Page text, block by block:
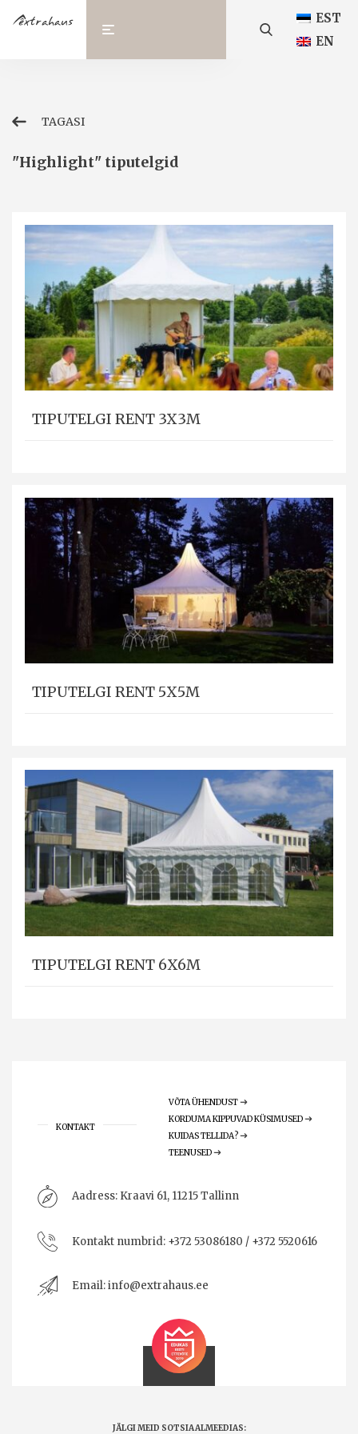
EST
EN
TAGASI
"Highlight" tiputelgid
TIPUTELGI RENT 3X3M
TIPUTELGI RENT 5X5M
TIPUTELGI RENT 6X6M
KONTAKT
VÕTA ÜHENDUST
KORDUMA KIPPUVAD KÜSIMUSED
KUIDAS TELLIDA?
TEENUSED
Aadress: Kraavi 61, 11215 Tallinn
Kontakt numbrid: +372 53086180 / +372 5520616
Email:info@extrahaus.ee
JÄLGI MEID SOTSIAALMEEDIAS: